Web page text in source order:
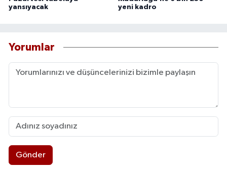
yansıyacak
yeni kadro
Yorumlar
Gönder